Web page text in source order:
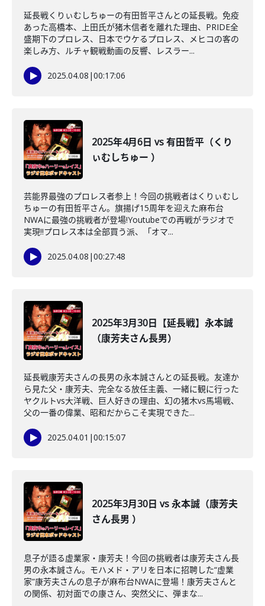
延長戦くりぃむしちゅーの有田哲平さんとの延長戦。免疫
あった高橋本、上田氏が猪木信者を離れた理由、PRIDE全
盛期下のプロレス、日本でウケるプロレス、メヒコの客の
楽しみ方、ルチャ観戦動画の反響、レスラー...
2025.04.08 |00:17:06
2025年4月6日 vs 有田哲平（くり
ぃむしちゅー ）
芸能界最強のプロレス者参上！今回の挑戦者はくりぃむし
ちゅーの有田哲平さん。旗揚げ15周年を迎えた麻布台
NWAに最強の挑戦者が登場!Youtubeでの再戦がラジオで
実現!!プロレス本は全部買う派、「オマ...
2025.04.08 |00:27:48
2025年3月30日【延長戦】永本誠
（康芳夫さん長男）
延長戦康芳夫さんの長男の永本誠さんとの延長戦。友達か
ら見た父・康芳夫、完全なる放任主義、一緒に観に行った
ヤクルトvs大洋戦、巨人好きの理由、幻の猪木vs馬場戦、
父の一番の偉業、昭和だからこそ実現できた...
2025.04.01 |00:15:07
2025年3月30日 vs 永本誠（康芳夫
さん長男 ）
息子が語る虚業家・康芳夫！今回の挑戦者は康芳夫さん長
男の永本誠さん。モハメド・アリを日本に招聘した“虚業
家”康芳夫さんの息子が麻布台NWAに登場！康芳夫さんと
の関係、初対面での康さん、突然父に、弾まな...